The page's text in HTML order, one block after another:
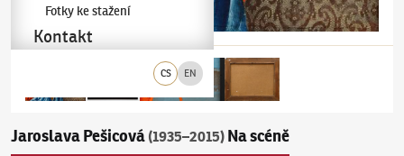
CS EN
Fotky ke stažení
Kontakt
Jaroslava Pešicová (1935–2015) Na scéně